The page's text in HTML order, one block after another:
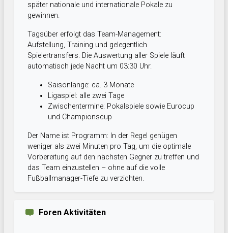
später nationale und internationale Pokale zu
gewinnen.
Tagsüber erfolgt das Team-Management:
Aufstellung, Training und gelegentlich
Spielertransfers. Die Auswertung aller Spiele läuft
automatisch jede Nacht um 03:30 Uhr.
Saisonlänge: ca. 3 Monate
Ligaspiel: alle zwei Tage
Zwischentermine: Pokalspiele sowie Eurocup
und Championscup
Der Name ist Programm: In der Regel genügen
weniger als zwei Minuten pro Tag, um die optimale
Vorbereitung auf den nächsten Gegner zu treffen und
das Team einzustellen – ohne auf die volle
Fußballmanager-Tiefe zu verzichten.
Foren Aktivitäten